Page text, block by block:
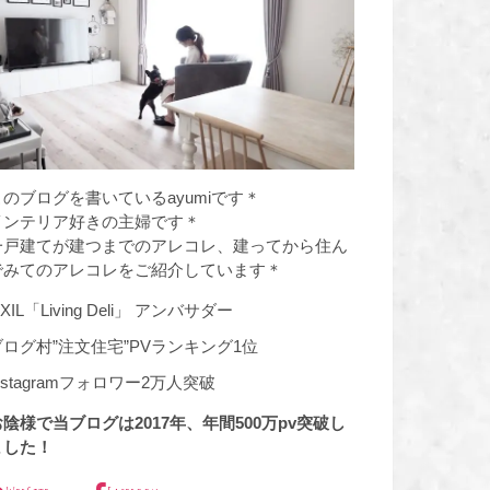
のブログを書いているayumiです＊
ンテリア好きの主婦です＊
戸建てが建つまでのアレコレ、建ってから住ん
みてのアレコレをご紹介しています＊
「Living Deli」 アンバサダー
グ村”注文住宅”PVランキング1位
フォロワー2万人突破
陰様で当ブログは2017年、年間500万pv突破し
た！